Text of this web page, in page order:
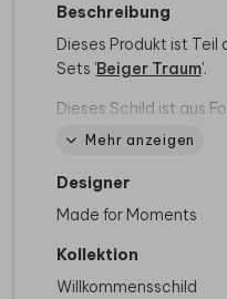
Beschreibung
Dieses Produkt ist
Sets 'Beiger Traum'.
Dieses Schild ist aus
wichtigen
In "Abbildungen und
unserem Editor findet
Motive für euren
Mehr anzeigen
Designer
Made for Moments
Kollektion
Willkommensschild